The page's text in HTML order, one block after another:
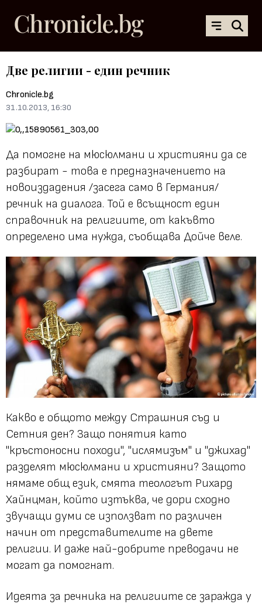
Две религии - един речник
Chronicle.bg
31.10.2013, 16:30
Да помогне на мюсюлмани и християни да се
разбират - това е предназначението на
новоиздадения /засега само в Германия/
речник на диалога. Той е всъщност един
справочник на религиите, от какъвто
определено има нужда, съобщава Дойче веле.
Какво е общото между Страшния съд и
Сетния ден? Защо понятия като
"кръстоносни походи", "ислямизъм" и "джихад"
разделят мюсюлмани и християни? Защото
нямаме общ език, смята теологът Рихард
Хайнцман, който изтъква, че дори сходно
звучащи думи се използват по различен
начин от представителите на двете
религии. И даже най-добрите преводачи не
могат да помогнат.
Идеята за речника на религиите се заражда у